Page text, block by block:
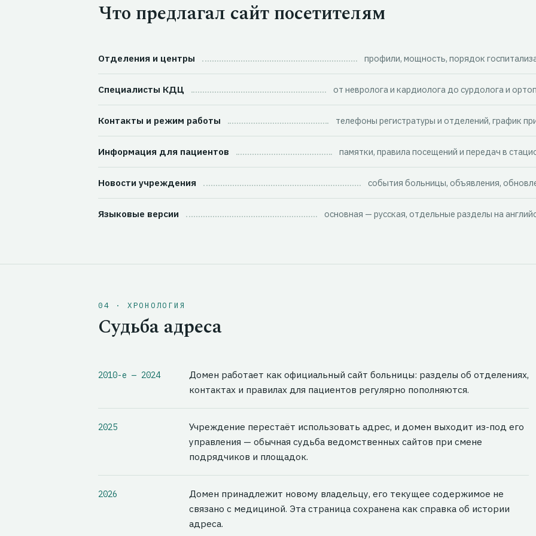
Что предлагал сайт посетителям
Отделения и центры профили, мощность, порядок
Специалисты КДЦ от невролога и кардиолога до сурдолога и
Контакты и режим работы телефоны регистратуры и отделений, график
Информация для пациентов памятки, правила посещений и передач в
Новости учреждения события больницы, объявления,
Языковые версии основная — русская, отдельные разделы на
04 · ХРОНОЛОГИЯ
Судьба адреса
2010-е — 2024
Домен работает как официальный сайт больницы: разделы об отделениях,
контактах и правилах для пациентов регулярно пополняются.
2025
Учреждение перестаёт использовать адрес, и домен выходит из-под его
управления — обычная судьба ведомственных сайтов при смене
подрядчиков и площадок.
2026
Домен принадлежит новому владельцу, его текущее содержимое не
связано с медициной. Эта страница сохранена как справка об истории
адреса.